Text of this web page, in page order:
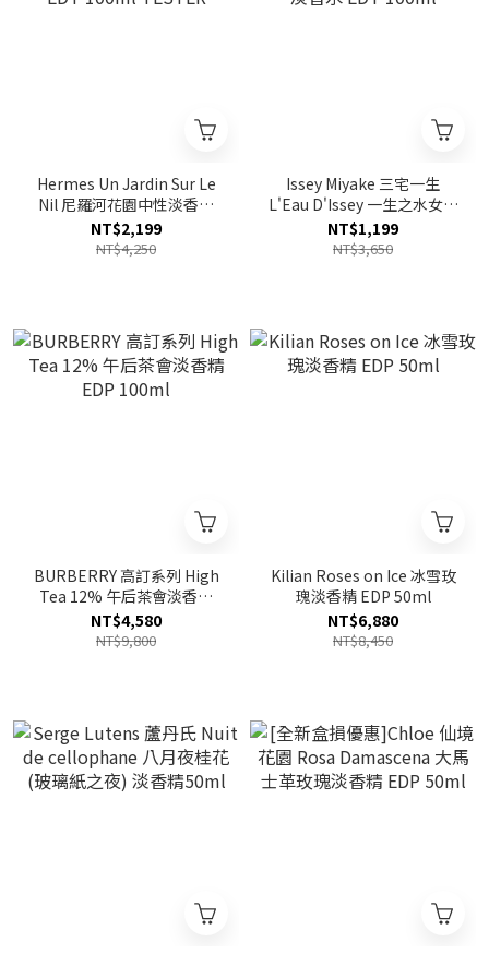
Hermes Un Jardin Sur Le
Nil 尼羅河花園中性淡香水
EDT 100ml TESTER
NT$2,199
NT$4,250
Issey Miyake 三宅一生
L'Eau D'Issey 一生之水女性
淡香水 EDT 100ml
NT$1,199
NT$3,650
BURBERRY 高訂系列 High
Tea 12% 午后茶會淡香精
EDP 100ml
NT$4,580
NT$9,800
Kilian Roses on Ice 冰雪玫
瑰淡香精 EDP 50ml
NT$6,880
NT$8,450